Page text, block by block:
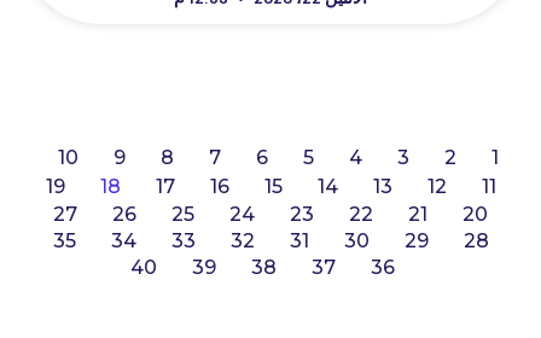
1
2
3
4
5
6
7
8
9
10
11
12
13
14
15
16
17
18
19
20
21
22
23
24
25
26
27
28
29
30
31
32
33
34
35
36
37
38
39
40